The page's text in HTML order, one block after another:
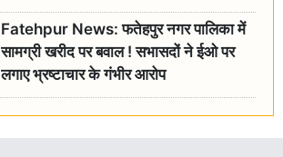
Fatehpur News: फतेहपुर नगर पालिका में
सामग्री खरीद पर बवाल ! सभासदों ने ईओ पर
लगाए भ्रष्टाचार के गंभीर आरोप